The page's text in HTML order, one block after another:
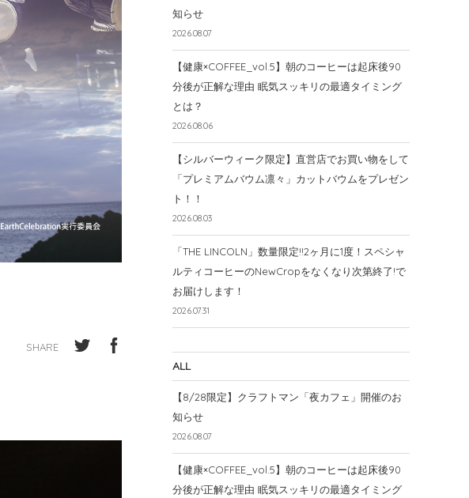
SHARE
知らせ
2026.08.07
【健康×COFFEE_vol.5】朝のコーヒーは起床後90
分後が正解な理由 眠気スッキリの最適タイミング
とは？
2026.08.06
【シルバーウィーク限定】直営店でお買い物をして
「プレミアムバウム凛々」カットバウムをプレゼン
ト！！
2026.08.03
「THE LINCOLN」数量限定!!2ヶ月に1度！スペシャ
ルティコーヒーのNewCropをなくなり次第終了!で
お届けします！
2026.07.31
ALL
【8/28限定】クラフトマン「夜カフェ」開催のお
知らせ
2026.08.07
【健康×COFFEE_vol.5】朝のコーヒーは起床後90
分後が正解な理由 眠気スッキリの最適タイミング